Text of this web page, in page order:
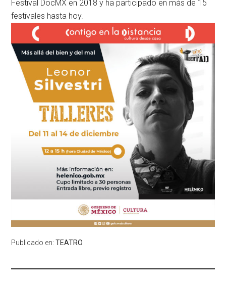
Festival DocMX en 2018 y ha participado en más de 15
festivales hasta hoy.
Publicado en:TEATRO